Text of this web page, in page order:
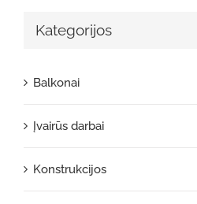
Kategorijos
Balkonai
Įvairūs darbai
Konstrukcijos